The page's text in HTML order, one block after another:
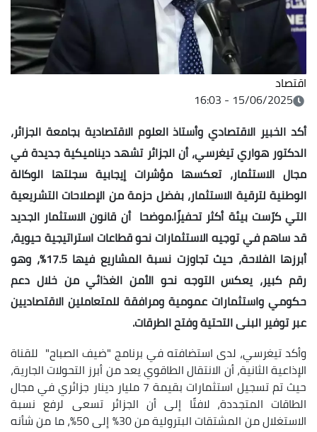
اقتصاد
15/06/2025 - 16:03
أكد الخبير الاقتصادي وأستاذ العلوم الاقتصادية بجامعة الجزائر،
الدكتور هواري تيغرسي، أن الجزائر تشهد ديناميكية جديدة في
مجال الاستثمار، تعكسها مؤشرات إيجابية سجلتها الوكالة
الوطنية لترقية الاستثمار، بفضل حزمة من الإصلاحات التشريعية
التي كرّست بيئة أكثر تحفيزًا.موضحا أن قانون الاستثمار الجديد
قد ساهم في توجيه الاستثمارات نحو قطاعات استراتيجية حيوية،
أبرزها الفلاحة، حيث تجاوزت نسبة المشاريع فيها 17.5%، وهو
رقم كبير، يعكس التوجه نحو الأمن الغذائي من خلال دعم
حكومي واستثمارات عمومية ومرافقة للمتعاملين الاقتصاديين
عبر توفير البنى التحتية وفتح الطرقات.
وأكد تيغرسي، لدى استضافته في برنامج "ضيف الصباح" للقناة
الإذاعية الثانية، أن الانتقال الطاقوي يعد من أبرز التحولات الجارية،
حيث تم تسجيل استثمارات بقيمة 7 مليار دينار جزائري في مجال
الطاقات المتجددة، لافتًا إلى أن الجزائر تسعى لرفع نسبة
الاستغلال من المشتقات البترولية من 30% إلى 50%، ما من شأنه